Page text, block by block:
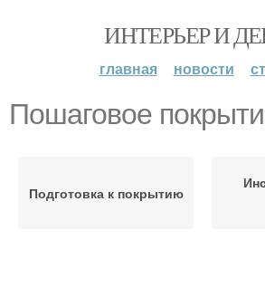
ИНТЕРЬЕР И
главная новости
Пошаговое
Подготовка к покрытию